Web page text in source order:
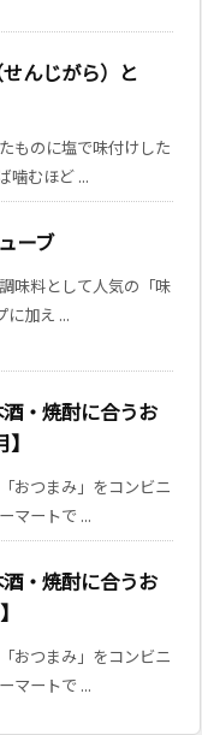
んじがら）と
ものに塩で味付けした
噛むほど ...
ーブ
味料として人気の「味
に加え ...
・焼酎に合うお
おつまみ」をコンビニ
マートで ...
・焼酎に合うお
おつまみ」をコンビニ
マートで ...